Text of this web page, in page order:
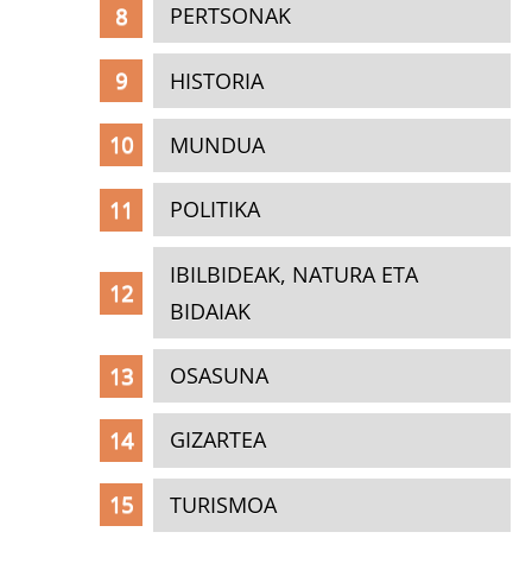
PERTSONAK
HISTORIA
MUNDUA
POLITIKA
IBILBIDEAK, NATURA ETA
BIDAIAK
OSASUNA
GIZARTEA
TURISMOA